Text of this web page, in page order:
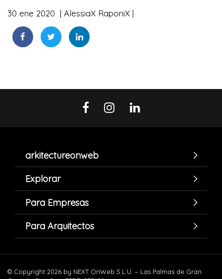
30 ene 2020 AlessiaX RaponiX
arkitectureonweb
Explorar
Para Empresas
Para Arquitectos
© Copyright 2026 by NEXT OnWeb S.L.U. – Las Palmas de Gran